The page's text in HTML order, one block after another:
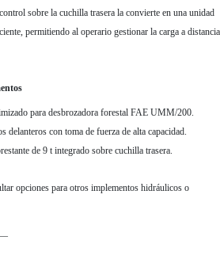
sobre la cuchilla trasera la convierte en una unidad
permitiendo al operario gestionar la carga a distancia
para desbrozadora forestal FAE UMM/200.
delanteros con toma de fuerza de alta capacidad.
de 9 t integrado sobre cuchilla trasera.
opciones para otros implementos hidráulicos o